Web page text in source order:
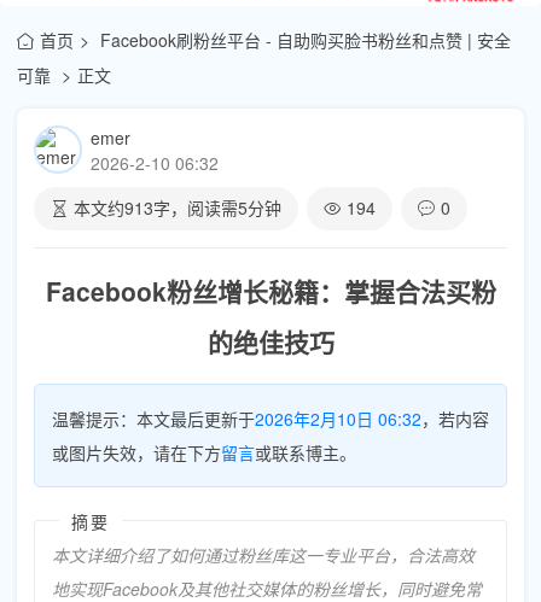
首页
Facebook刷粉丝平台 - 自助购买脸书粉丝和点赞 | 安全
可靠
正文
emer
2026-2-10 06:32
本文约913字，阅读需5分钟 194 0
Facebook粉丝增长秘籍：掌握合法买粉
的绝佳技巧
温馨提示：本文最后更新于2026年2月10日 06:32，若内容
或图片失效，请在下方留言或联系博主。
摘要
本文详细介绍了如何通过粉丝库这一专业平台，合法高效
地实现Facebook及其他社交媒体的粉丝增长，同时避免常